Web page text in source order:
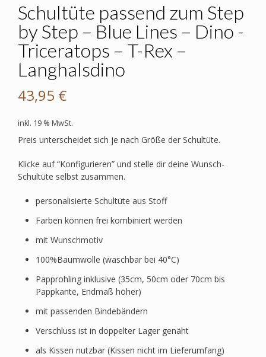
Schultüte passend zum Step
by Step – Blue Lines – Dino -
Triceratops – T-Rex –
Langhalsdino
43,95 €
inkl. 19 % MwSt.
Preis unterscheidet sich je nach Größe der Schultüte.
Klicke auf “Konfigurieren” und stelle dir deine Wunsch-
Schultüte selbst zusammen.
personalisierte Schultüte aus Stoff
Farben können frei kombiniert werden
mit Wunschmotiv
100%Baumwolle (waschbar bei 40°C)
Papprohling inklusive (35cm, 50cm oder 70cm bis
Pappkante, Endmaß höher)
mit passenden Bindebändern
Verschluss ist in doppelter Lager genäht
als Kissen nutzbar (Kissen nicht im Lieferumfang)